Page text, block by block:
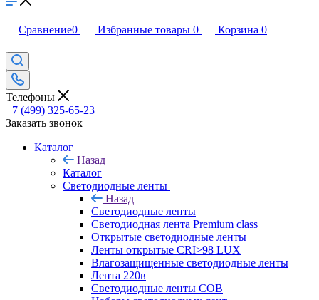
Сравнение0 Избранные товары 0 Корзина 0
Телефоны
+7 (499) 325-65-23
Заказать звонок
Каталог
Назад
Каталог
Светодиодные ленты
Назад
Светодиодные ленты
Светодиодная лента Premium class
Открытые светодиодные ленты
Ленты открытые CRI>98 LUX
Влагозащищенные светодиодные ленты
Лента 220в
Светодиодные ленты COB